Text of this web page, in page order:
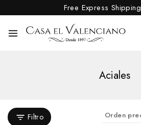
Free Express Shipping
Aciales
Filtro